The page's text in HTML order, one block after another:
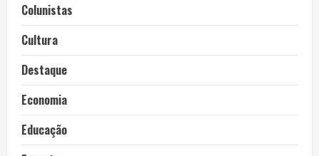
Colunistas
Cultura
Destaque
Economia
Educação